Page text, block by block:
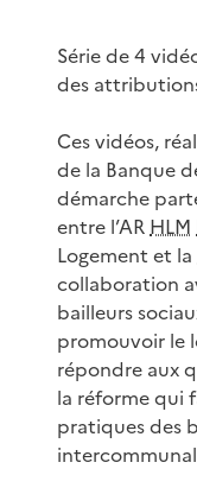
Série de 4
des
Ces vidéos,
de la Banque
démarche
entre l’AR HLM
Logement et la
collaboration
bailleurs
promouvoir le
répondre aux
la réforme qui
pratiques des